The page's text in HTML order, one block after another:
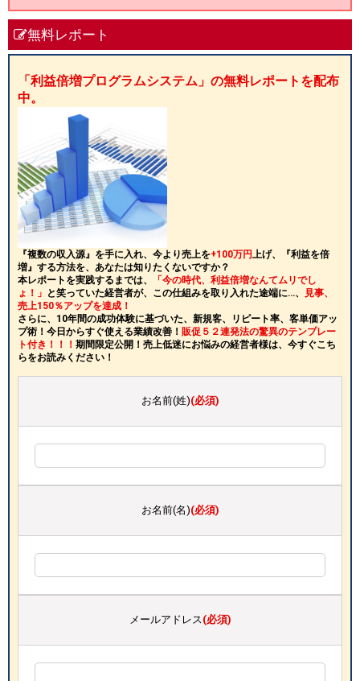
無料レポート
「利益倍増プログラムシステム」の無料レポートを配布
中。
『複数の収入源』を手に入れ、今より売上を+100万円上げ、『利益を倍
増』する方法を、あなたは知りたくないですか？
本レポートを実践するまでは、
「今の時代、利益倍増なんてムリでし
ょ！」 と笑っていた経営者が、この仕組みを取り入れた途端に…、
見事、
売上150％アップを達成！
さらに、10年間の成功体験に基づいた、新規客、リピート率、客単価アッ
プ術！今日からすぐ使える業績改善！ 販促５２連発法の驚異のテンプレー
ト付き！！！ 期間限定公開！売上低迷にお悩みの経営者様は、今すぐこち
らをお読みください！
お名前(姓)(必須)
お名前(名)(必須)
メールアドレス(必須)